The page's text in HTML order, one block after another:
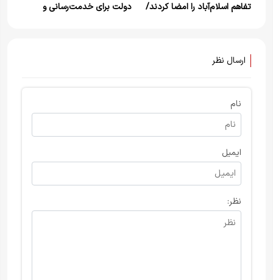
تفاهم اسلام‌آباد را امضا کردند/
دولت برای خدمت‌رسانی و
ارسال نظر
نام
ایمیل
نظر: